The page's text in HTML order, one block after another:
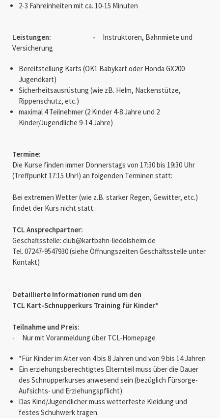
2-3 Fahreinheiten mit ca. 10-15 Minuten
Leistungen: - Instruktoren, Bahnmiete und
Versicherung
Bereitstellung Karts (OK1 Babykart oder Honda GX200
Jugendkart)
Sicherheitsausrüstung (wie zB. Helm, Nackenstütze,
Rippenschutz, etc.)
maximal 4 Teilnehmer (2 Kinder 4-8 Jahre und 2
Kinder/Jugendliche 9-14 Jahre)
Termine:
Die Kurse finden immer Donnerstags von 17:30 bis 19:30 Uhr
(Treffpunkt 17:15 Uhr!) an folgenden Terminen statt:
Bei extremen Wetter (wie z.B. starker Regen, Gewitter, etc.)
findet der Kurs nicht statt.
TCL Ansprechpartner:
Geschäftsstelle: club@kartbahn-liedolsheim.de
Tel. 07247-9547930 (siehe Öffnungszeiten Geschäftsstelle unter
Kontakt)
Detaillierte Informationen rund um den
TCL Kart-Schnupperkurs Training für Kinder*
Teilnahme und Preis:
- Nur mit Voranmeldung über TCL-Homepage
*Für Kinder im Alter von 4 bis 8 Jahren und von 9 bis 14 Jahren
Ein erziehungsberechtigtes Elternteil muss über die Dauer
des Schnupperkurses anwesend sein (bezüglich Fürsorge-
Aufsichts- und Erziehungspflicht).
Das Kind/Jugendlicher muss wetterfeste Kleidung und
festes Schuhwerk tragen.